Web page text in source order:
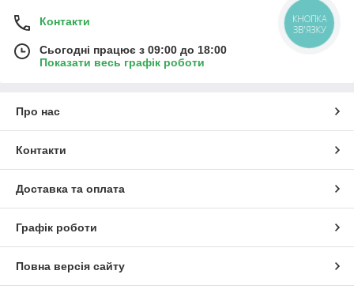
Контакти
Сьогодні працює з 09:00 до 18:00
Показати весь графік роботи
Про нас
Контакти
Доставка та оплата
Графік роботи
Повна версія сайту
КНОПКА
ЗВ'ЯЗКУ